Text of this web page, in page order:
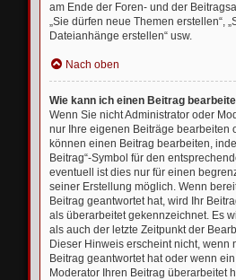
am Ende der Foren- und der
„Sie dürfen neue Themen erstellen“,
Dateianhänge erstellen“ usw.
Nach oben
Wie kann ich einen Beitrag
Wenn Sie nicht Administrator oder
nur Ihre eigenen Beiträge bearbeiten
können einen Beitrag bearbeiten,
Beitrag“-Symbol für den
eventuell ist dies nur für einen
seiner Erstellung möglich. Wenn
Beitrag geantwortet hat, wird Ihr
als überarbeitet gekennzeichnet. Es
als auch der letzte Zeitpunkt der
Dieser Hinweis erscheint nicht, wenn
Beitrag geantwortet hat oder wenn
Moderator Ihren Beitrag überarbeitet